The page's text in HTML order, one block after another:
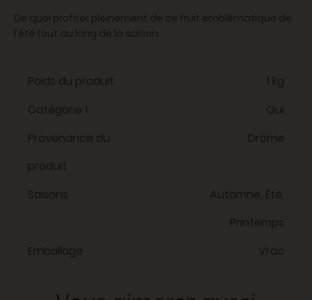
De quoi profiter pleinement de ce fruit emblématique de
l'été tout au long de la saison.
Poids du produit
1 kg
Catégorie 1
Oui
Provenance du
produit
Drôme
Saisons
Automne, Été,
Printemps
Emballage
Vrac